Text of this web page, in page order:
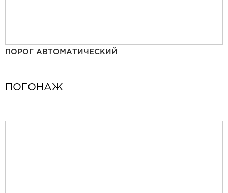
ПОРОГ АВТОМАТИЧЕСКИЙ
ПОГОНАЖ